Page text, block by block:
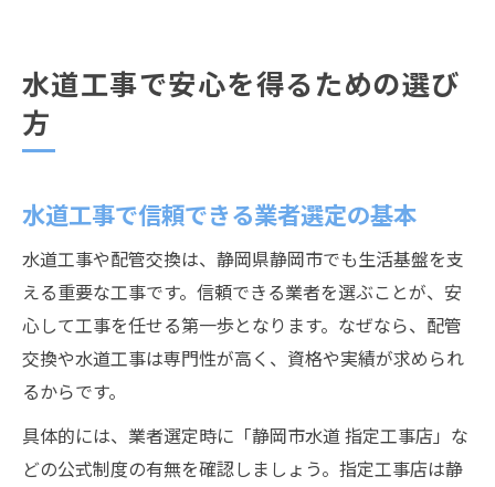
配管交換を考える際の費用相場とは
水道工事配管交換の費用相場を徹底解説
費用相場と水道管の耐用年数の関係性
水道工事費用で失敗しないチェックポイン
ト
悪質な業者を避ける賢い相談先探し
悪質水道工事業者の特徴と回避策
水道工事で安心できる相談先の見極め方
水道局指定工事店協同組合の活用ポイント
口コミから水道工事業者を賢く選ぶ方法
水道工事で安心を得るための選び
方
水道工事で信頼できる業者選定の基本
水道工事や配管交換は、静岡県静岡市でも生活基盤を支
える重要な工事です。信頼できる業者を選ぶことが、安
心して工事を任せる第一歩となります。なぜなら、配管
交換や水道工事は専門性が高く、資格や実績が求められ
るからです。
具体的には、業者選定時に「静岡市水道 指定工事店」な
どの公式制度の有無を確認しましょう。指定工事店は静